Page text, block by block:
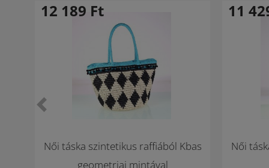
Női táska szintetikus raffiából Kbas
geometriai mintával
12 189 Ft
Női
11